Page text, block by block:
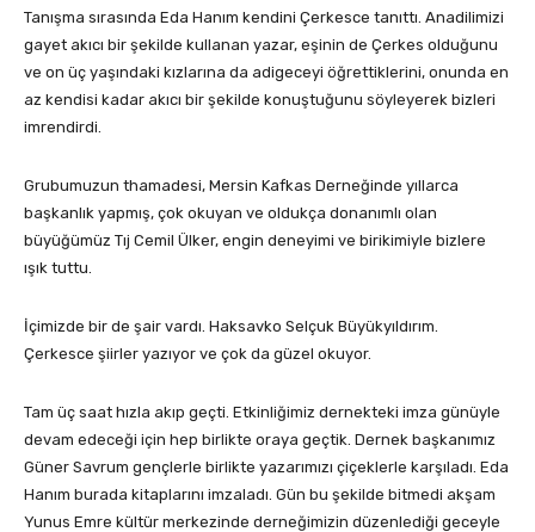
Tanışma sırasında Eda Hanım kendini Çerkesce tanıttı. Anadilimizi
gayet akıcı bir şekilde kullanan yazar, eşinin de Çerkes olduğunu
ve on üç yaşındaki kızlarına da adigeceyi öğrettiklerini, onunda en
az kendisi kadar akıcı bir şekilde konuştuğunu söyleyerek bizleri
imrendirdi.
Grubumuzun thamadesi, Mersin Kafkas Derneğinde yıllarca
başkanlık yapmış, çok okuyan ve oldukça donanımlı olan
büyüğümüz Tıj Cemil Ülker, engin deneyimi ve birikimiyle bizlere
ışık tuttu.
İçimizde bir de şair vardı. Haksavko Selçuk Büyükyıldırım.
Çerkesce şiirler yazıyor ve çok da güzel okuyor.
Tam üç saat hızla akıp geçti. Etkinliğimiz dernekteki imza günüyle
devam edeceği için hep birlikte oraya geçtik. Dernek başkanımız
Güner Savrum gençlerle birlikte yazarımızı çiçeklerle karşıladı. Eda
Hanım burada kitaplarını imzaladı. Gün bu şekilde bitmedi akşam
Yunus Emre kültür merkezinde derneğimizin düzenlediği geceyle